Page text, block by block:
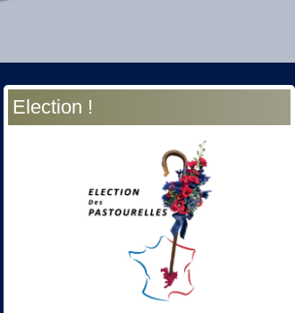
Election !
Année
précédente
Mois
précédent
Année
suivante
Mois
suivant